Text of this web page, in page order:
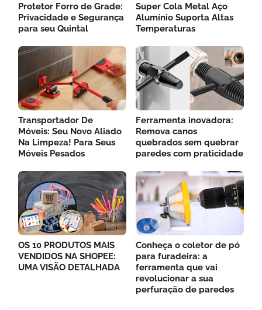
Protetor Forro de Grade:
Privacidade e Segurança
para seu Quintal
Super Cola Metal Aço
Alumínio Suporta Altas
Temperaturas
Transportador De
Móveis: Seu Novo Aliado
Na Limpeza! Para Seus
Móveis Pesados
Ferramenta inovadora:
Remova canos
quebrados sem quebrar
paredes com praticidade
OS 10 PRODUTOS MAIS
VENDIDOS NA SHOPEE:
UMA VISÃO DETALHADA
Conheça o coletor de pó
para furadeira: a
ferramenta que vai
revolucionar a sua
perfuração de paredes